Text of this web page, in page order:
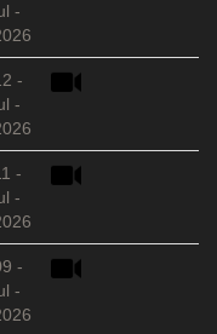
-
-
-
-
-
-
-